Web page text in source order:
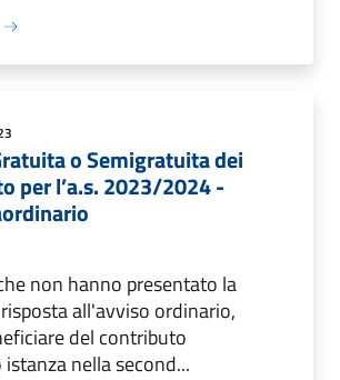
o Semigratuita dei
per l’a.s. 2023/2024 -
non hanno presentato la
all'avviso ordinario,
del contributo
nella second...